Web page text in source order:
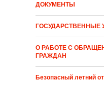
ДОКУМЕНТЫ
ГОСУДАРСТВЕННЫЕ
О РАБОТЕ С
ГРАЖДАН
Безопасный летний